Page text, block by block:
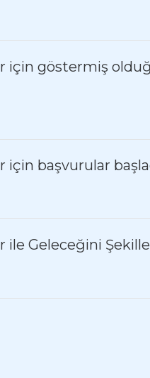
için göstermiş
için başvurular
ile Geleceğini